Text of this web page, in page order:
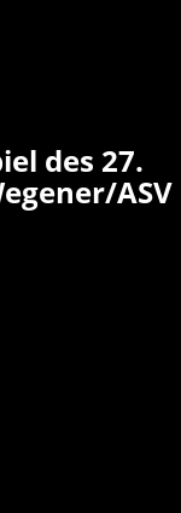
des 27.
ASV